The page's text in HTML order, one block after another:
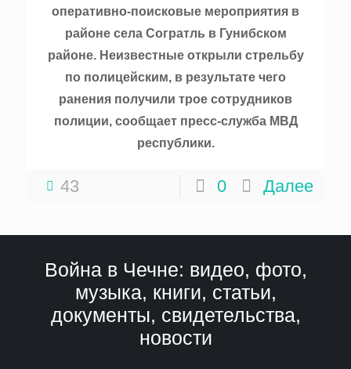
оперативно-поисковые мероприятия в
районе села Согратль в Гунибском
районе. Неизвестные открыли стрельбу
по полицейским, в результате чего
ранения получили трое сотрудников
полиции, сообщает пресс-служба МВД
республики.
43 0 Далее
Война в Чечне: видео, фото,
музыка, книги, статьи,
документы, свидетельства,
новости